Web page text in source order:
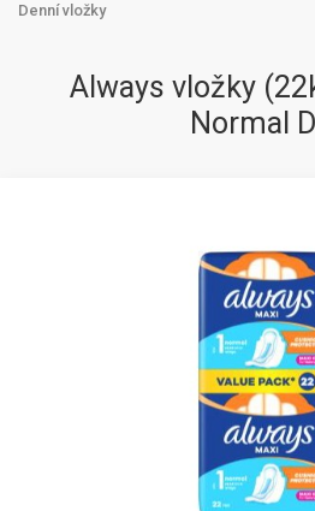
Denní vložky
Always vložky
Normal